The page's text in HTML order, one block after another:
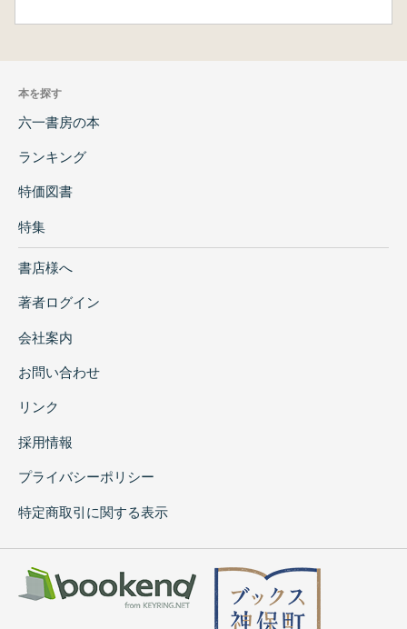
本を探す
六一書房の本
ランキング
特価図書
特集
書店様へ
著者ログイン
会社案内
お問い合わせ
リンク
採用情報
プライバシーポリシー
特定商取引に関する表示